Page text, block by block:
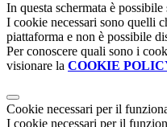
In questa schermata è
I cookie necessari sono quelli
piattaforma e non è possibile
Per conoscere quali sono i
visionare la COOKIE
Cookie necessari per il
I cookie necessari per il